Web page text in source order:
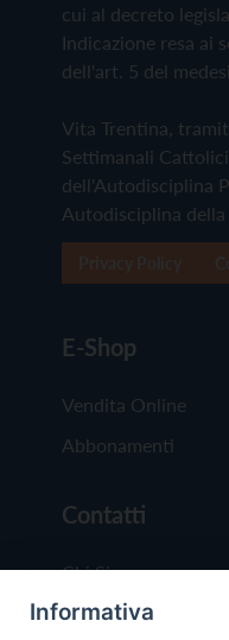
cui al decreto
Indicazione resa ai
dell'art. 5 del
Vita Trentina,
Settimanali
dell'Autodisciplina
Autodisciplina
E-Shop
Vendita Online
Abbonamenti
Contatti
Chi Siamo
Redazione
Informativa